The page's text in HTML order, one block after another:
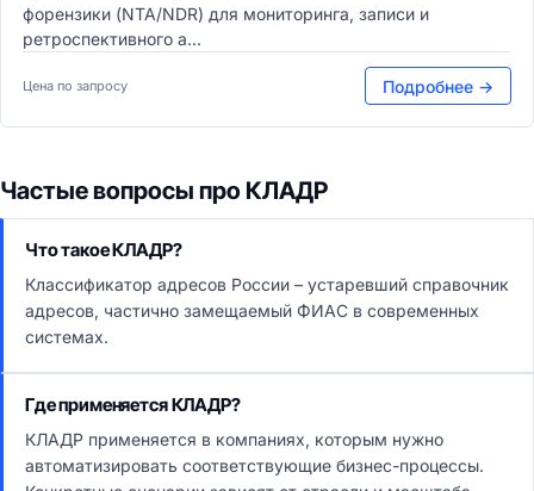
форензики (NTA/NDR) для мониторинга, записи и
ретроспективного а...
Цена по запросу Подробнее →
Частые вопросы про КЛАДР
Что такое КЛАДР?
Классификатор адресов России – устаревший справочник
адресов, частично замещаемый ФИАС в современных
системах.
Где применяется КЛАДР?
КЛАДР применяется в компаниях, которым нужно
автоматизировать соответствующие бизнес-процессы.